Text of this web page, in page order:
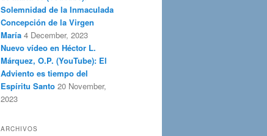
Solemnidad de la Inmaculada
Concepción de la Virgen
María 4 December, 2023
Nuevo vídeo en Héctor L.
Márquez, O.P. (YouTube): El
Adviento es tiempo del
Espíritu Santo 20 November,
2023
ARCHIVOS